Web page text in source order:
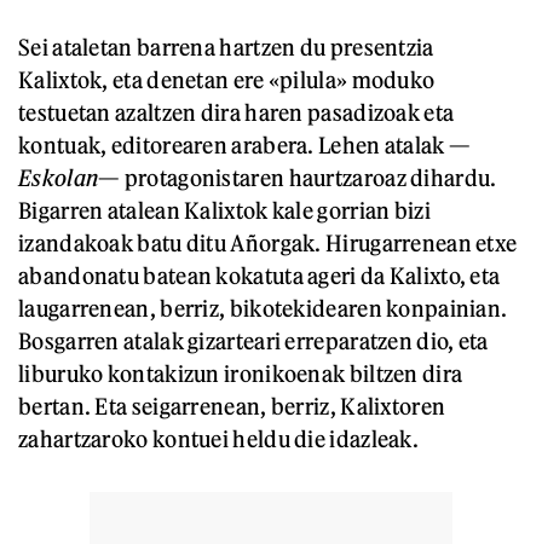
Sei ataletan barrena hartzen du presentzia
Kalixtok, eta denetan ere «pilula» moduko
testuetan azaltzen dira haren pasadizoak eta
kontuak, editorearen arabera. Lehen atalak —
Eskolan— protagonistaren haurtzaroaz dihardu.
Bigarren atalean Kalixtok kale gorrian bizi
izandakoak batu ditu Añorgak. Hirugarrenean etxe
abandonatu batean kokatuta ageri da Kalixto, eta
laugarrenean, berriz, bikotekidearen konpainian.
Bosgarren atalak gizarteari erreparatzen dio, eta
liburuko kontakizun ironikoenak biltzen dira
bertan. Eta seigarrenean, berriz, Kalixtoren
zahartzaroko kontuei heldu die idazleak.